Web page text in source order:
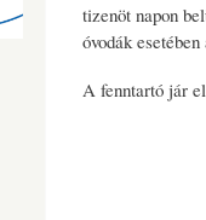
tizenöt napon
óvodák
A fenntartó jár